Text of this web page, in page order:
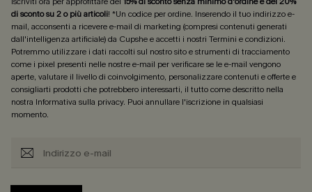
di sconto su 2 o più articoli! *Un codice per ordine. Inserendo il tuo indirizzo e-
mail, acconsenti a ricevere e-mail di marketing (compresi contenuti generati
dall'intelligenza artificiale) da Cupshe e accetti i nostri Termini e condizioni.
Potremmo utilizzare i dati raccolti sul nostro sito e strumenti di tracciamento
come i pixel presenti nelle nostre e-mail per verificare se le e-mail vengono
aperte, valutare il livello di coinvolgimento, personalizzare contenuti e offerte e
consigliarti prodotti che potrebbero interessarti, il tutto come descritto nella
nostra Informativa sulla privacy. Puoi annullare l'iscrizione in qualsiasi
momento.